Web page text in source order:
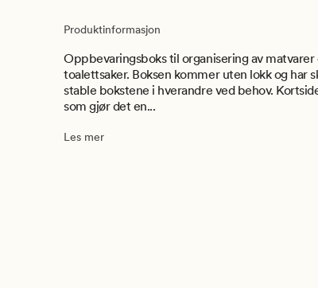
Produktinformasjon
Oppbevaringsboks til organisering av
toalettsaker. Boksen kommer uten lokk og har
stable bokstene i hverandre ved behov.
som gjør det en...
Les mer